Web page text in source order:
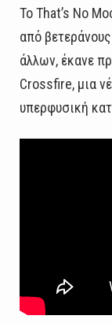
Το That’s No
από
άλλων, έκανε
Crossfire, μια
υπερφυσική